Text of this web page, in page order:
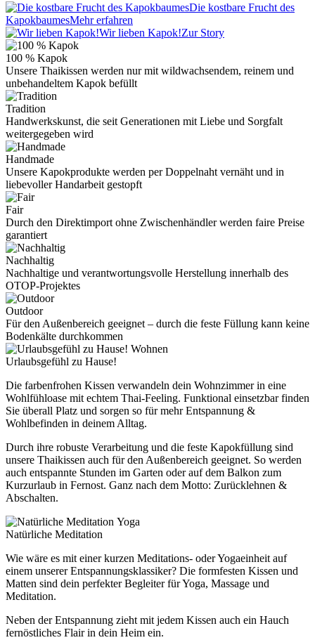
Die kostbare Frucht des
KapokbaumesMehr erfahren
Wir lieben Kapok!Zur Story
100 % Kapok
Unsere Thaikissen werden nur mit wildwachsendem, reinem und
unbehandeltem Kapok befüllt
Tradition
Handwerkskunst, die seit Generationen mit Liebe und Sorgfalt
weitergegeben wird
Handmade
Unsere Kapokprodukte werden per Doppelnaht vernäht und in
liebevoller Handarbeit gestopft
Fair
Durch den Direktimport ohne Zwischenhändler werden faire Preise
garantiert
Nachhaltig
Nachhaltige und verantwortungsvolle Herstellung innerhalb des
OTOP-Projektes
Outdoor
Für den Außenbereich geeignet – durch die feste Füllung kann keine
Bodenkälte durchkommen
Wohnen
Urlaubsgefühl zu Hause!
Die farbenfrohen Kissen verwandeln dein Wohnzimmer in eine
Wohlfühloase mit echtem Thai-Feeling. Funktional einsetzbar finden
Sie überall Platz und sorgen so für mehr Entspannung &
Wohlbefinden in deinem Alltag.
Durch ihre robuste Verarbeitung und die feste Kapokfüllung sind
unsere Thaikissen auch für den Außenbereich geeignet. So werden
auch entspannte Stunden im Garten oder auf dem Balkon zum
Kurzurlaub in Fernost. Ganz nach dem Motto: Zurücklehnen &
Abschalten.
Yoga
Natürliche Meditation
Wie wäre es mit einer kurzen Meditations- oder Yogaeinheit auf
einem unserer Entspannungsklassiker? Die formfesten Kissen und
Matten sind dein perfekter Begleiter für Yoga, Massage und
Meditation.
Neben der Entspannung zieht mit jedem Kissen auch ein Hauch
fernöstliches Flair in dein Heim ein.